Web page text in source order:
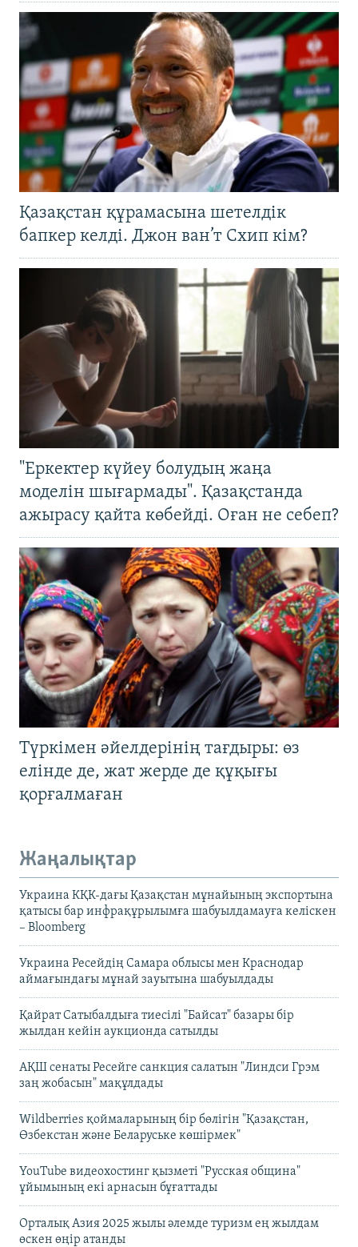
Қазақстан құрамасына шетелдік
бапкер келді. Джон ван’т Схип кім?
"Еркектер күйеу болудың жаңа
моделін шығармады". Қазақстанда
ажырасу қайта көбейді. Оған не себеп?
Түркімен әйелдерінің тағдыры: өз
елінде де, жат жерде де құқығы
қорғалмаған
Жаңалықтар
Украина КҚК-дағы Қазақстан мұнайының экспортына
қатысы бар инфрақұрылымға шабуылдамауға келіскен
– Bloomberg
Украина Ресейдің Самара облысы мен Краснодар
аймағындағы мұнай зауытына шабуылдады
Қайрат Сатыбалдыға тиесілі "Байсат" базары бір
жылдан кейін аукционда сатылды
АҚШ сенаты Ресейге санкция салатын "Линдси Грэм
заң жобасын" мақұлдады
Wildberries қоймаларының бір бөлігін "Қазақстан,
Өзбекстан және Беларуське көшірмек"
YouTube видеохостинг қызметі "Русская община"
ұйымының екі арнасын бұғаттады
Орталық Азия 2025 жылы әлемде туризм ең жылдам
өскен өңір атанды